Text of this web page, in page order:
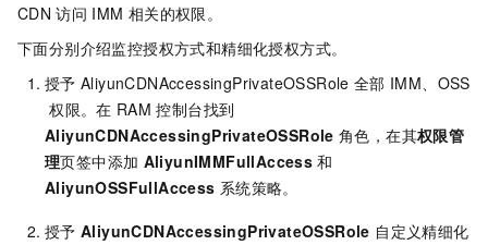
CDN 访问 IMM 相关的权限。
下面分别介绍监控授权方式和精细化授权方式。
授予 AliyunCDNAccessingPrivateOSSRole 全部 IMM、OSS
权限。在 RAM 控制台找到
AliyunCDNAccessingPrivateOSSRole 角色，在其权限管
理页签中添加 AliyunIMMFullAccess 和
AliyunOSSFullAccess 系统策略。
授予 AliyunCDNAccessingPrivateOSSRole 自定义精细化